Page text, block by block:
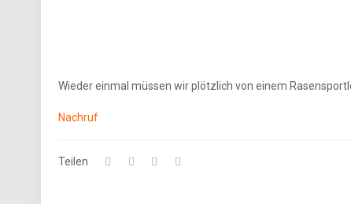
Wieder einmal müssen wir plötzlich von einem
Nachruf
Teilen